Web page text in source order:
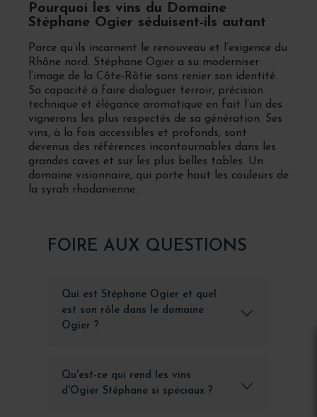
Pourquoi les vins du Domaine
Stéphane Ogier séduisent-ils autant
Parce qu’ils incarnent le renouveau et l’exigence du
Rhône nord. Stéphane Ogier a su moderniser
l’image de la Côte-Rôtie sans renier son identité.
Sa capacité à faire dialoguer terroir, précision
technique et élégance aromatique en fait l’un des
vignerons les plus respectés de sa génération. Ses
vins, à la fois accessibles et profonds, sont
devenus des références incontournables dans les
grandes caves et sur les plus belles tables. Un
domaine visionnaire, qui porte haut les couleurs de
la syrah rhodanienne.
FOIRE AUX QUESTIONS
Qui est Stéphane Ogier et quel
est son rôle dans le domaine
Ogier ?
Qu'est-ce qui rend les vins
d'Ogier Stéphane si spéciaux ?